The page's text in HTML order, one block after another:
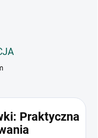
Praktyczna